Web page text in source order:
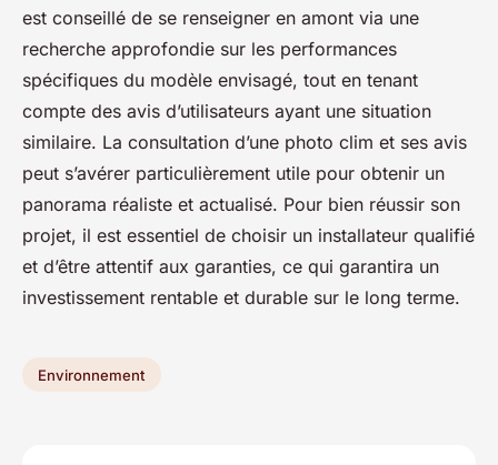
est conseillé de se renseigner en amont via une
recherche approfondie sur les performances
spécifiques du modèle envisagé, tout en tenant
compte des avis d’utilisateurs ayant une situation
similaire. La consultation d’une photo clim et ses avis
peut s’avérer particulièrement utile pour obtenir un
panorama réaliste et actualisé. Pour bien réussir son
projet, il est essentiel de choisir un installateur qualifié
et d’être attentif aux garanties, ce qui garantira un
investissement rentable et durable sur le long terme.
Environnement